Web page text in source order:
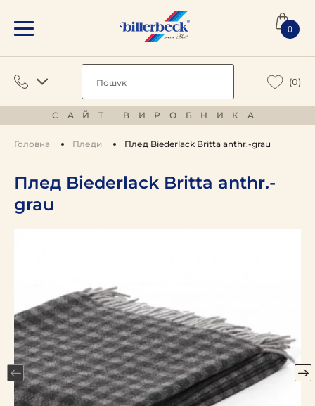
0
(0)
САЙТ ВИРОБНИКА
Головна Пледи Плед Biederlack Britta anthr.-grau
Плед Biederlack Britta anthr.-
grau